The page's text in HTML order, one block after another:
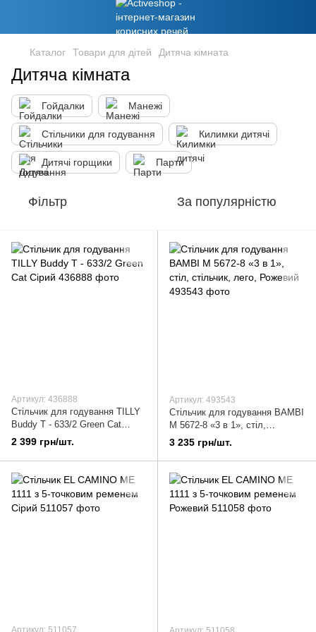
Каталог Товари для дітей Дитяча кімната
Дитяча кімната
Гойдалки Манежі
Стільчики для годування Килимки дитячі
Дитячі горщики Парти
Фільтр За популярністю
Артикул: 436888
Стільчик для годування TILLY
Buddy T - 633/2 Green Cat
Сірий
2 399 грн/шт.
Артикул: 493543
Стільчик для годування BAMBI
M 5672-8 «3 в 1», стіл,
стільчик, лего, Рожевий
3 235 грн/шт.
Артикул: 511057